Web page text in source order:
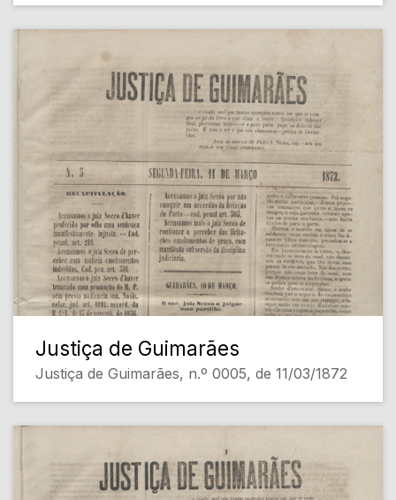
Justiça de Guimarães
Justiça de Guimarães, n.º 0005, de 11/03/1872